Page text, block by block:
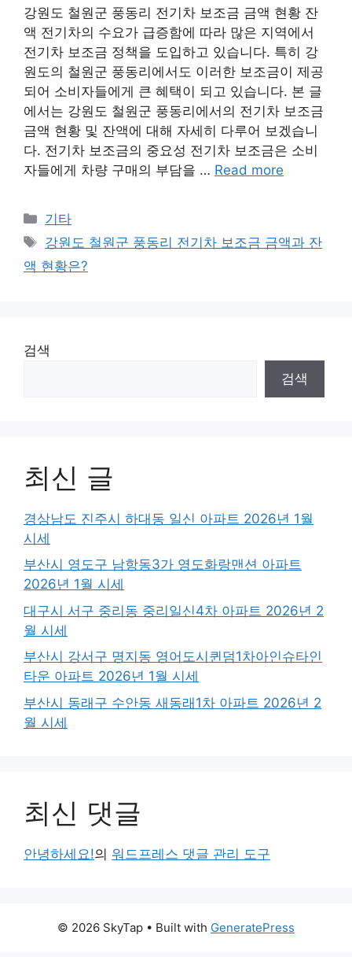
강원도 철원군 풍동리 전기차 보조금 금액 현황 잔
액 전기차의 수요가 급증함에 따라 많은 지역에서
전기차 보조금 정책을 도입하고 있습니다. 특히 강
원도의 철원군 풍동리에서도 이러한 보조금이 제공
되어 소비자들에게 큰 혜택이 되고 있습니다. 본 글
에서는 강원도 철원군 풍동리에서의 전기차 보조금
금액 현황 및 잔액에 대해 자세히 다루어 보겠습니
다. 전기차 보조금의 중요성 전기차 보조금은 소비
자들에게 차량 구매의 부담을 … Read more
Categories
기타
Tags
강원도 철원군 풍동리 전기차 보조금 금액과 잔
액 현황은?
검색
검색
최신 글
경상남도 진주시 하대동 일신 아파트 2026년 1월
시세
부산시 영도구 남항동3가 영도화랑맨션 아파트
2026년 1월 시세
대구시 서구 중리동 중리일신4차 아파트 2026년 2
월 시세
부산시 강서구 명지동 영어도시퀸덤1차아인슈타인
타운 아파트 2026년 1월 시세
부산시 동래구 수안동 새동래1차 아파트 2026년 2
월 시세
최신 댓글
안녕하세요!의 워드프레스 댓글 관리 도구
© 2026 SkyTap • Built with GeneratePress